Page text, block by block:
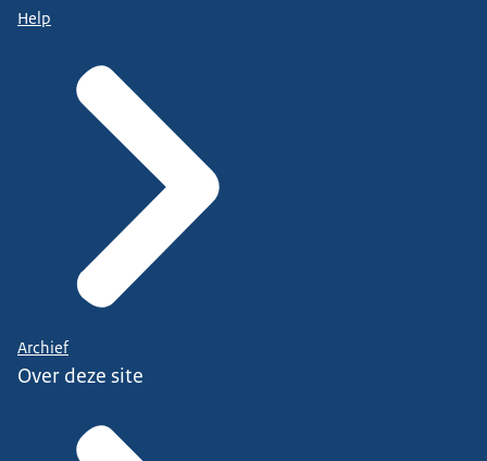
Help
Archief
Over deze site